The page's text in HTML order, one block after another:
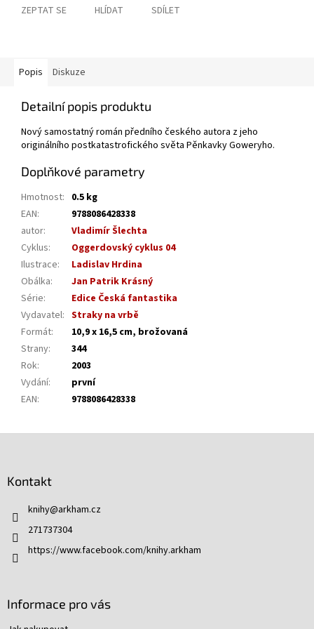
ZEPTAT SE HLÍDAT SDÍLET
Popis Diskuze
Detailní popis produktu
Nový samostatný román předního českého autora z jeho
originálního postkatastrofického světa Pěnkavky Goweryho.
Doplňkové parametry
Hmotnost: 0.5 kg
EAN:
9788086428338
autor:
Vladimír Šlechta
Cyklus:
Oggerdovský cyklus 04
Ilustrace:
Ladislav Hrdina
Obálka:
Jan Patrik Krásný
Série:
Edice Česká fantastika
Vydavatel: Straky na vrbě
Formát:
10,9 x 16,5 cm, brožovaná
Strany:
344
Rok:
2003
Vydání:
první
EAN: 9788086428338
Kontakt
knihy@arkham.cz
271737304
https://www.facebook.com/knihy.arkham
Informace pro vás